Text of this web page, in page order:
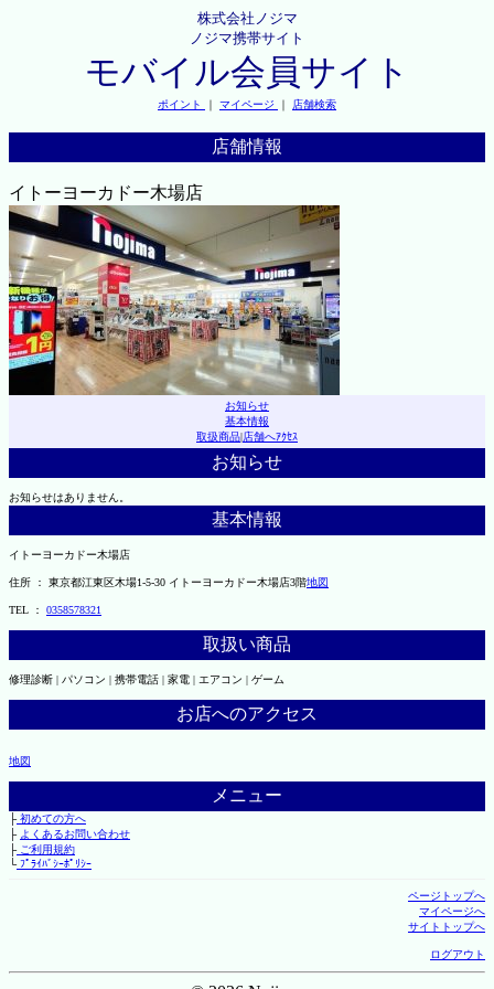
株式会社ノジマ
ノジマ携帯サイト
モバイル会員サイト
ポイント ｜ マイページ ｜ 店舗検索
店舗情報
イトーヨーカドー木場店
お知らせ
基本情報
取扱商品|店舗へｱｸｾｽ
お知らせ
お知らせはありません。
基本情報
イトーヨーカドー木場店
住所 ： 東京都江東区木場1-5-30 イトーヨーカドー木場店3階地図
TEL ： 0358578321
取扱い商品
修理診断 | パソコン | 携帯電話 | 家電 | エアコン | ゲーム
お店へのアクセス
地図
メニュー
├初めての方へ
├ よくあるお問い合わせ
├ご利用規約
└ﾌﾟﾗｲﾊﾞｼｰﾎﾟﾘｼｰ
ページトップへ
マイページへ
サイトトップへ
ログアウト